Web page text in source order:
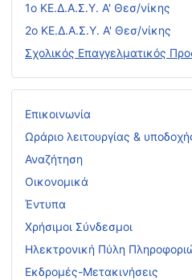
1ο ΚΕ.Δ.Α.Σ.Υ. Α' Θεσ/νίκης
2ο ΚΕ.Δ.Α.Σ.Υ. Α' Θεσ/νίκης
Σχολικός Επαγγελματικός
Επικοινωνία
Ωράριο λειτουργίας &
Αναζήτηση
Οικονομικά
Έντυπα
Χρήσιμοι Σύνδεσμοι
Ηλεκτρονική Πύλη
Εκδρομές-Μετακινήσεις